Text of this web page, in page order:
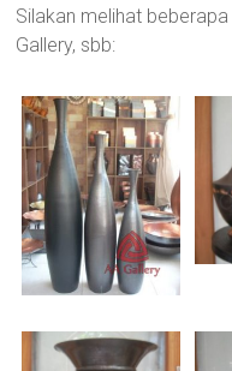
Silakan melihat
Gallery, sbb: